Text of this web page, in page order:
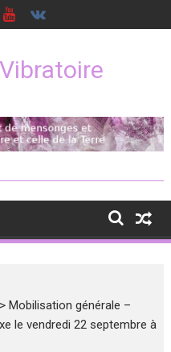
>Mobilisation générale –
le vendredi 22 septembre à